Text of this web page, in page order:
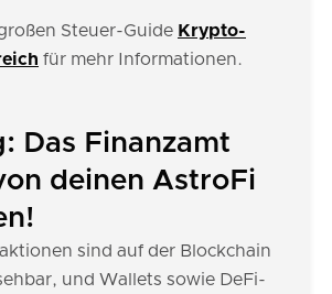
Steuer-Guide Krypto-
für mehr Informationen.
Das Finanzamt
deinen AstroFi
sind auf der Blockchain
und Wallets sowie DeFi-